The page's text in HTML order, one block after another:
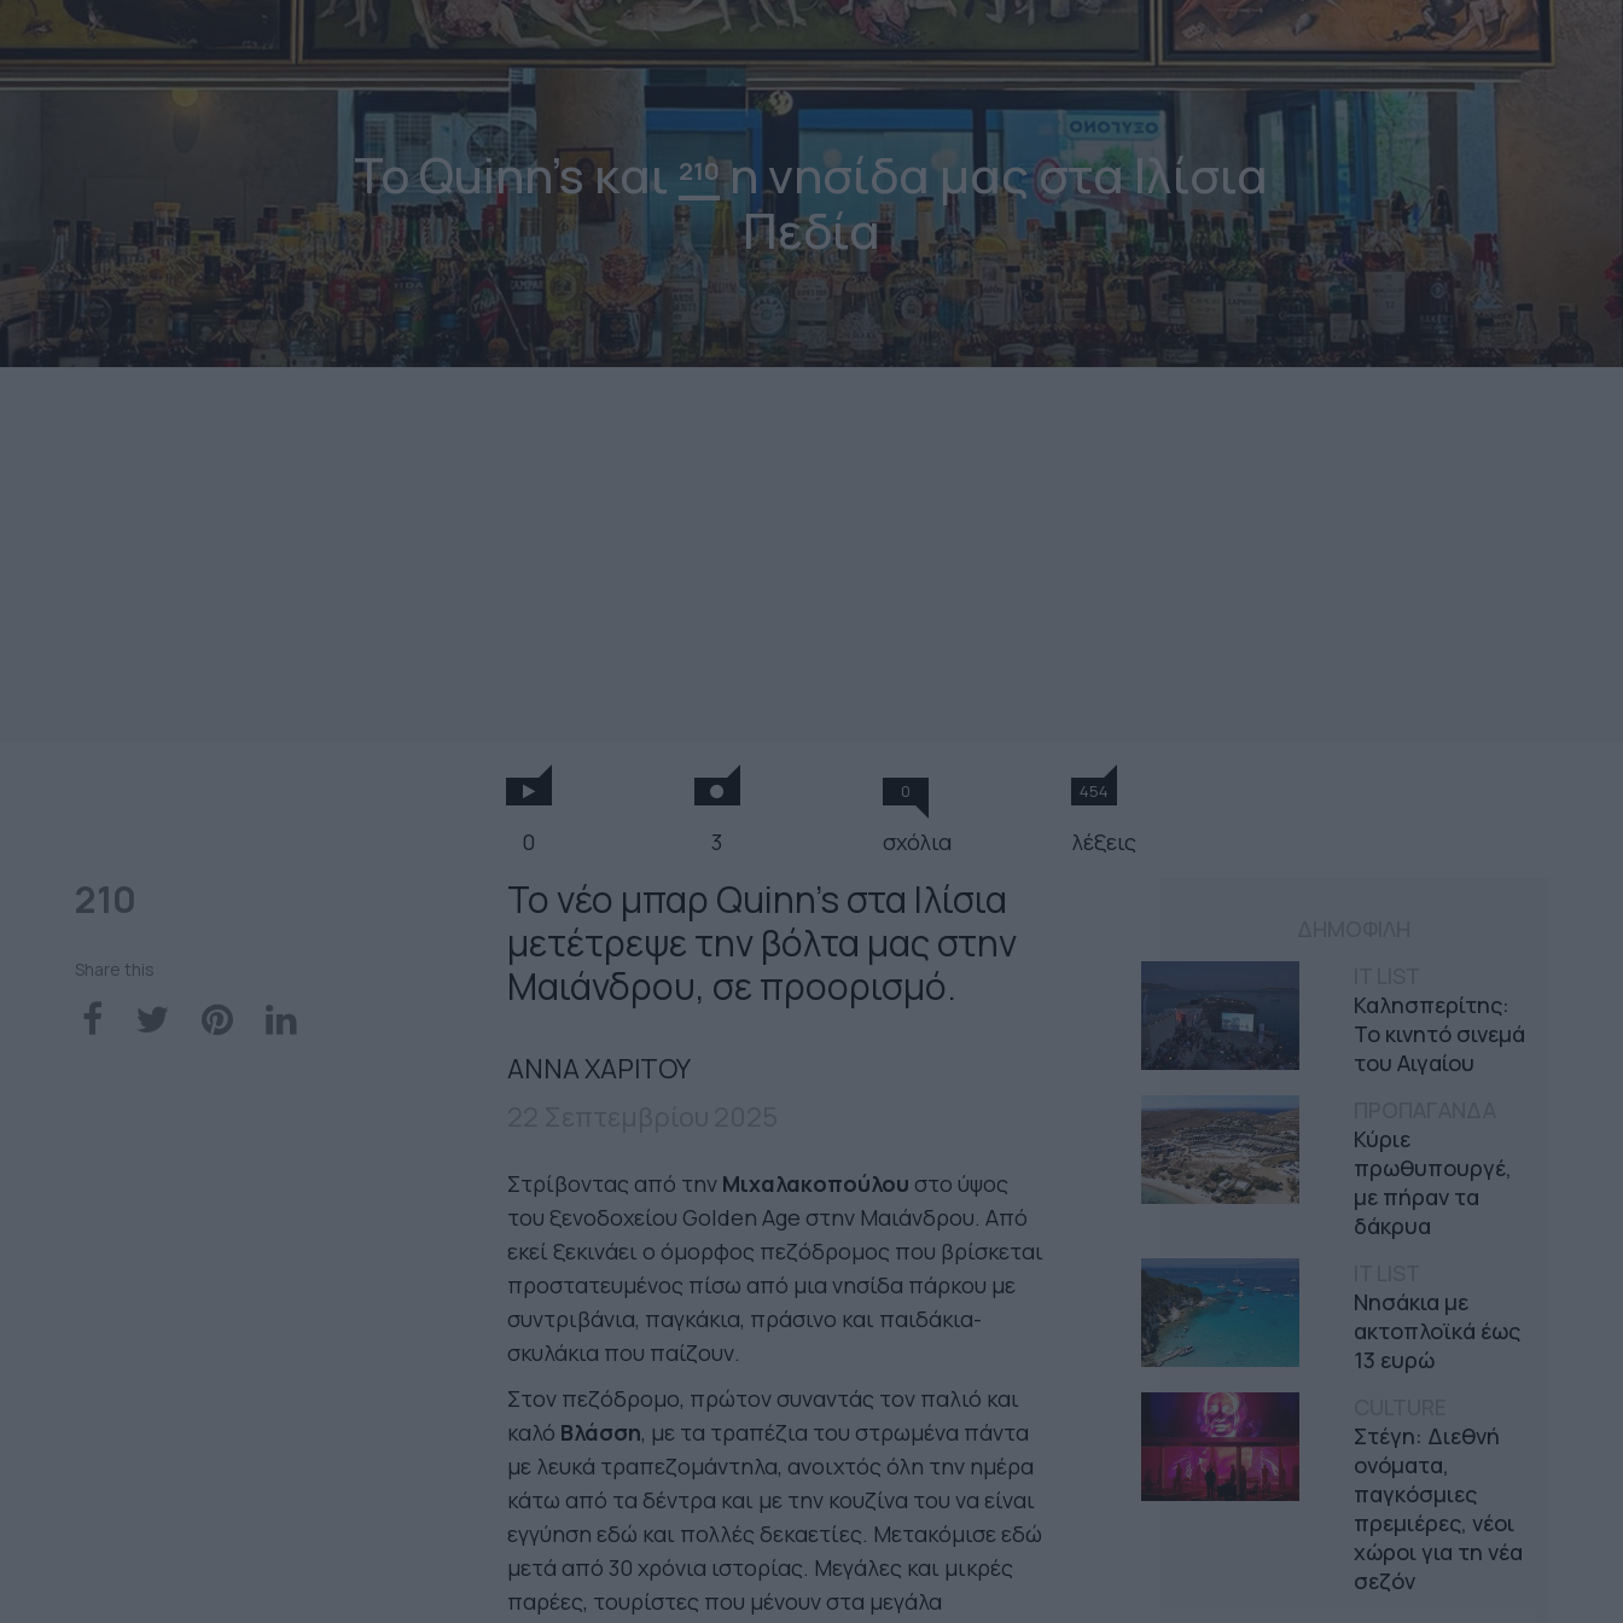
Το Quinn's και 210η νησίδα μας στα Ιλίσια
Πεδία
0 3
0
σχόλια
454
λέξεις
210
Share this
Καλησπερίτης:
Το κινητό σινεμά
του Αιγαίου
Κύριε
πρωθυπουργέ,
με πήραν τα
δάκρυα
Νησάκια με
ακτοπλοϊκά έως
13 ευρώ
Στέγη: Διεθνή
ονόματα,
παγκόσμιες
πρεμιέρες, νέοι
χώροι για τη νέα
σεζόν
Το νέο μπαρ Quinn's στα Ιλίσια
μετέτρεψε την βόλτα μας στην
Μαιάνδρου, σε προορισμό.
ΑΝΝΑ ΧΑΡΙΤΟΥ
Στρίβοντας από την Μιχαλακοπούλου στο ύψος
του ξενοδοχείου Golden Age στην Μαιάνδρου. Από
εκεί ξεκινάει ο όμορφος πεζόδρομος που βρίσκεται
προστατευμένος πίσω από μια νησίδα πάρκου με
συντριβάνια, παγκάκια, πράσινο και παιδάκια-
σκυλάκια που παίζουν.
Στον πεζόδρομο, πρώτον συναντάς τον παλιό και
καλό Βλάσση, με τα τραπέζια του στρωμένα πάντα
με λευκά τραπεζομάντηλα, ανοιχτός όλη την ημέρα
κάτω από τα δέντρα και με την κουζίνα του να είναι
εγγύηση εδώ και πολλές δεκαετίες. Μετακόμισε εδώ
μετά από 30 χρόνια ιστορίας. Μεγάλες και μικρές
παρέες, τουρίστες που μένουν στα μεγάλα